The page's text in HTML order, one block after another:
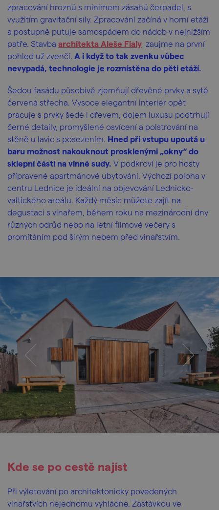
zpracování hroznů s minimem zásahů čerpadel, s
využitím gravitační síly. Zpracování začíná v horní etáži
a postupně putuje samospádem do nádob v nejnižším
patře. Stavba architekta Aleše Fialy zaujme na první
pohled už zvenčí. A i když to tak zvenku vůbec
nevypadá, technologie je rozmístěna do pěti etáží.
Šedou fasádu působivě zjemňují dřevěné prvky a sytě
červená střecha. Vysoce elegantní interiér opět
pracuje s prvky šedé i dřevem, dojem luxusu podtrhují
černé detaily, promyšlené osvícení a polstrování na
stěně u lavic s posezením. Hned při vstupu upoutá u
baru možnost nakouknout prosklenými „okny“ do
sklepní části na vinné sudy. V podkroví je pro hosty
přípravené apartmánové ubytování. Výchozí poloha v
centru Lednice je ideální na objevování Lednicko-
valtického areálu. Každý měsíc můžete zajít na
degustaci s vinařem, během roku na mezinárodní dny
různých odrůd nebo na letní filmové večery s
promítáním pod širým nebem před vinařstvím.
Kde se po cestě najíst
Při výletování po architektonicky povedených
vinařstvích nejednomu vyhládne. Zastávkou ve